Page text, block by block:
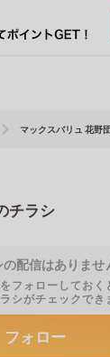
マックスバリュ 花野
チラシ
配信はありませ
フォローしておく
シがチェックでき
フォロー